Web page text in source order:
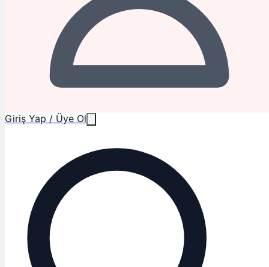
Giriş Yap / Üye Ol